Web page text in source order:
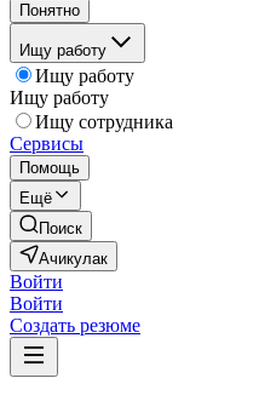
Понятно
Ищу работу
Ищу работу
Ищу работу
Ищу сотрудника
Сервисы
Помощь
Ещё
Поиск
Ачикулак
Войти
Войти
Создать резюме